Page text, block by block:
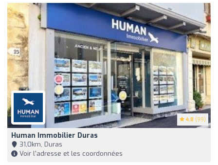
4.8 (99)
Human Immobilier Duras
31,0km, Duras
Voir l'adresse et les coordonnées